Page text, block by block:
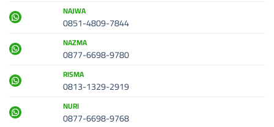
NAJWA
0851-4809-7844
NAZMA
0877-6698-9780
RISMA
0813-1329-2919
NURI
0877-6698-9768